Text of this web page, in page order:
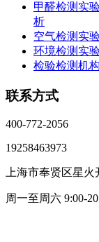
甲醛检测实
析
空气检测实
环境检测实
检验检测机
联系方式
400-772-2056
19258463973
上海市奉贤区星火
周一至周六 9:00-